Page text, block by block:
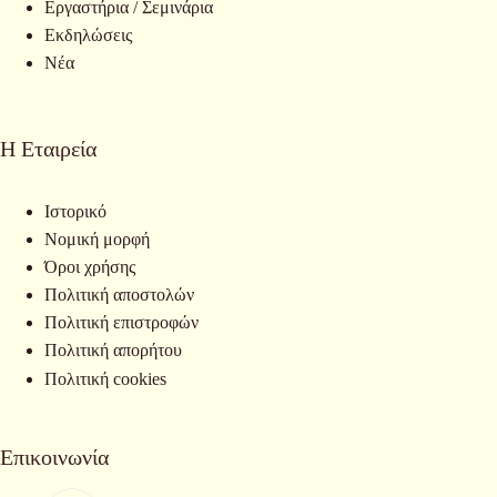
Εργαστήρια / Σεμινάρια
Εκδηλώσεις
Νέα
Η Εταιρεία
Ιστορικό
Νομική μορφή
Όροι χρήσης
Πολιτική αποστολών
Πολιτική επιστροφών
Πολιτική απορήτου
Πολιτική cookies
Επικοινωνία